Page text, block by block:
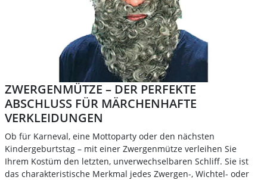
ZWERGENMÜTZE – DER PERFEKTE
ABSCHLUSS FÜR MÄRCHENHAFTE
VERKLEIDUNGEN
Ob für Karneval, eine Mottoparty oder den nächsten
Kindergeburtstag – mit einer Zwergenmütze verleihen Sie
Ihrem Kostüm den letzten, unverwechselbaren Schliff. Sie ist
das charakteristische Merkmal jedes Zwergen-, Wichtel- oder